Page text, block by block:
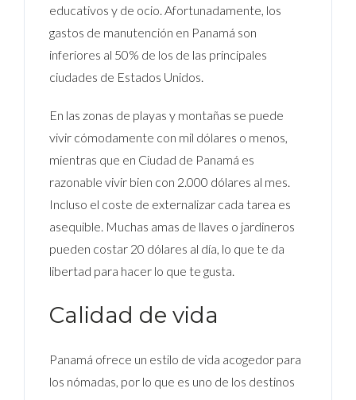
educativos y de ocio. Afortunadamente, los
gastos de manutención en Panamá son
inferiores al 50% de los de las principales
ciudades de Estados Unidos.
En las zonas de playas y montañas se puede
vivir cómodamente con mil dólares o menos,
mientras que en Ciudad de Panamá es
razonable vivir bien con 2.000 dólares al mes.
Incluso el coste de externalizar cada tarea es
asequible. Muchas amas de llaves o jardineros
pueden costar 20 dólares al día, lo que te da
libertad para hacer lo que te gusta.
Calidad de vida
Panamá ofrece un estilo de vida acogedor para
los nómadas, por lo que es uno de los destinos